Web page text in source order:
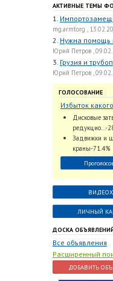
АКТИВНЫЕ ТЕМЫ
1.
mg.armtorg ,
2. Нужна помощь
Юрий Петров ,
3. Грузия и
Юрий Петров ,
ГОЛОСОВАНИЕ
Избыток
арматуры
на Российском
2024 по 2026
Дисковые
редукцио...-
Задвижки и
краны-71.4%
ЛИЧНЫЙ
ДОСКА
Все объявления
Расширенный
ДОБАВИТЬ